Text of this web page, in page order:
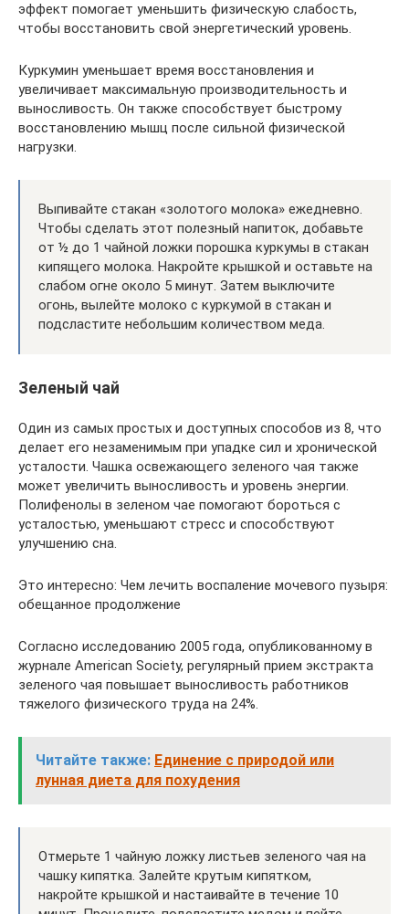
эффект помогает уменьшить физическую слабость,
чтобы восстановить свой энергетический уровень.
Куркумин уменьшает время восстановления и
увеличивает максимальную производительность и
выносливость. Он также способствует быстрому
восстановлению мышц после сильной физической
нагрузки.
Выпивайте стакан «золотого молока» ежедневно.
Чтобы сделать этот полезный напиток, добавьте
от ½ до 1 чайной ложки порошка куркумы в стакан
кипящего молока. Накройте крышкой и оставьте на
слабом огне около 5 минут. Затем выключите
огонь, вылейте молоко с куркумой в стакан и
подсластите небольшим количеством меда.
Зеленый чай
Один из самых простых и доступных способов из 8, что
делает его незаменимым при упадке сил и хронической
усталости. Чашка освежающего зеленого чая также
может увеличить выносливость и уровень энергии.
Полифенолы в зеленом чае помогают бороться с
усталостью, уменьшают стресс и способствуют
улучшению сна.
Это интересно: Чем лечить воспаление мочевого пузыря:
обещанное продолжение
Согласно исследованию 2005 года, опубликованному в
журнале American Society, регулярный прием экстракта
зеленого чая повышает выносливость работников
тяжелого физического труда на 24%.
Читайте также: Единение с природой или
лунная диета для похудения
Отмерьте 1 чайную ложку листьев зеленого чая на
чашку кипятка. Залейте крутым кипятком,
накройте крышкой и настаивайте в течение 10